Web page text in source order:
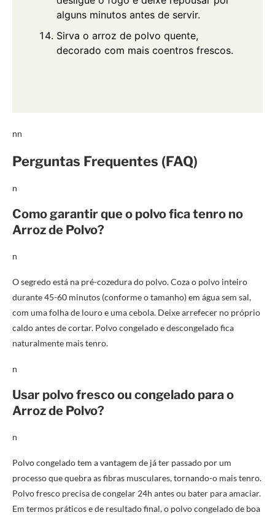
alguns minutos antes de servir.
Sirva o arroz de polvo quente,
decorado com mais coentros frescos.
nn
Perguntas Frequentes (FAQ)
n
Como garantir que o polvo fica tenro no
Arroz de Polvo?
n
O segredo está na pré-cozedura do polvo. Coza o polvo inteiro
durante 45-60 minutos (conforme o tamanho) em água sem sal,
com uma folha de louro e uma cebola. Deixe arrefecer no próprio
caldo antes de cortar. Polvo congelado e descongelado fica
naturalmente mais tenro.
n
Usar polvo fresco ou congelado para o
Arroz de Polvo?
n
Polvo congelado tem a vantagem de já ter passado por um
processo que quebra as fibras musculares, tornando-o mais tenro.
Polvo fresco precisa de congelar 24h antes ou bater para amaciar.
Em termos práticos e de resultado final, o polvo congelado de boa